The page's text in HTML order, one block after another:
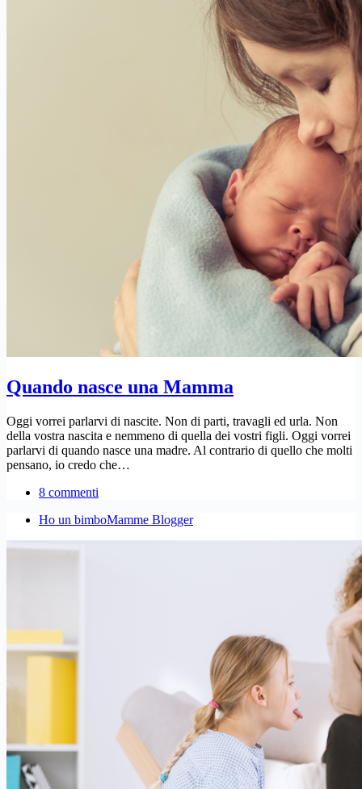
Quando nasce una Mamma
Oggi vorrei parlarvi di nascite. Non di parti, travagli ed urla. Non
della vostra nascita e nemmeno di quella dei vostri figli. Oggi vorrei
parlarvi di quando nasce una madre. Al contrario di quello che molti
pensano, io credo che…
8 commenti
Ho un bimboMamme Blogger